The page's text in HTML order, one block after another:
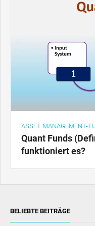
ASSET MANAGEMENT-
Quant Funds
funktioniert es?
BELIEBTE BEITRÄGE